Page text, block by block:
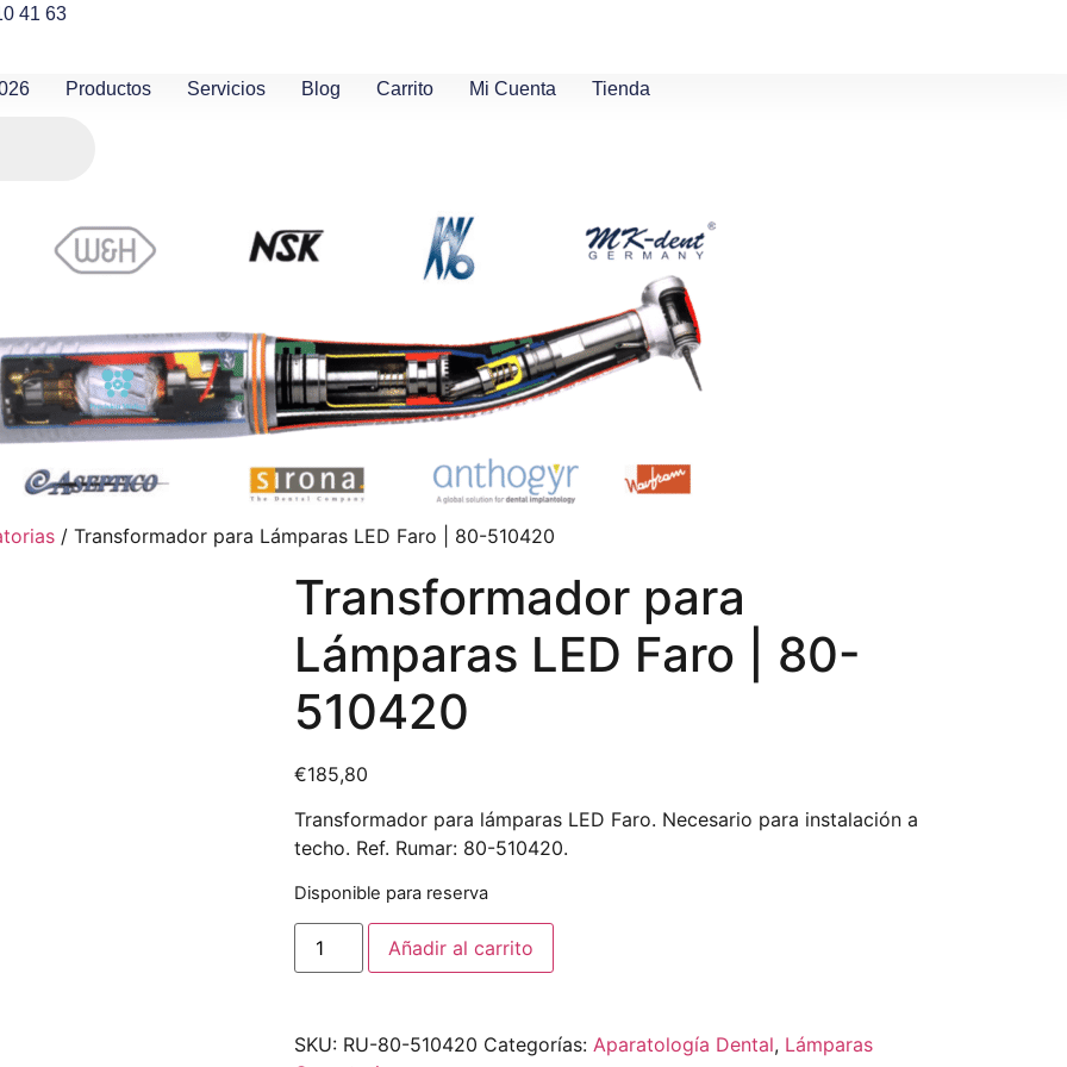
41 63
Productos Servicios Blog Carrito Mi Cuenta Tienda
/ Transformador para Lámparas LED Faro | 80-510420
Transformador para
Lámparas LED Faro | 80-
510420
€185,80
Transformador para lámparas LED Faro. Necesario para instalación a
techo. Ref. Rumar: 80-510420.
Disponible para reserva
Añadir al carrito
SKU: RU-80-510420 Categorías: Aparatología Dental, Lámparas